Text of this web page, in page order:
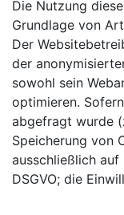
Die Nutzung
Grundlage von
Der
der
sowohl sein
optimieren.
abgefragt wurde
Speicherung von
ausschließlich
DSGVO; die